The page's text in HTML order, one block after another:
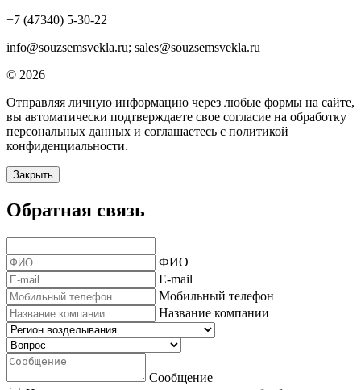
+7 (47340) 5-30-22
info@souzsemsvekla.ru; sales@souzsemsvekla.ru
© 2026
Отправляя личную информацию через любые формы на сайте,
вы автоматически подтверждаете свое согласие на обработку
персональных данных и соглашаетесь с политикой
конфиденциальности.
Закрыть
Обратная связь
ФИО
E-mail
Мобильный телефон
Название компании
Сообщение